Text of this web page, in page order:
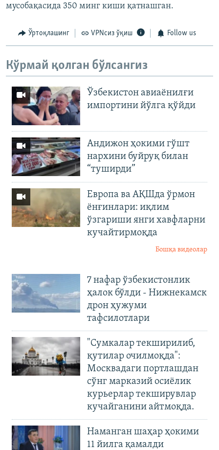
мусобақасида 350 минг киши қатнашган.
Ўртоқлашинг VPNсиз ўқиш Follow us
Кўрмай қолган бўлсангиз
Ўзбекистон авиаёнилғи
импортини йўлга қўйди
Андижон ҳокими гўшт
нархини буйруқ билан
“туширди”
Европа ва АҚШда ўрмон
ёнғинлари: иқлим
ўзгариши янги хавфларни
кучайтирмоқда
Бошқа видеолар
7 нафар ўзбекистонлик
ҳалок бўлди - Нижнекамск
дрон ҳужуми
тафсилотлари
"Сумкалар текширилиб,
қутилар очилмоқда":
Москвадаги портлашдан
сўнг марказий осиёлик
курьерлар текширувлар
кучайганини айтмоқда.
Наманган шаҳар ҳокими
11 йилга қамалди